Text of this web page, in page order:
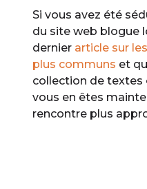
Si vous avez été
du site web blogue
dernier article sur
plus communs et
collection de textes
vous en êtes
rencontre plus